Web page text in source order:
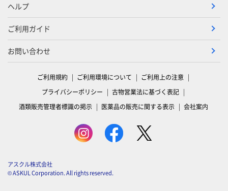
ヘルプ
ご利用ガイド
お問い合わせ
ご利用規約 ご利用環境について
ご利用上の注意
プライバシーポリシー
古物営業法に基づく表記
酒類販売管理者標識の掲示
医薬品の販売に関する表示 会社案内
アスクル株式会社
© ASKUL Corporation. All rights reserved.